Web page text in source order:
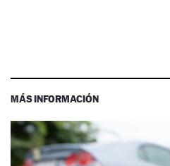
MÁS INFORMACIÓN